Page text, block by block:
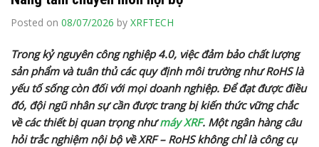
Posted on 08/07/2026 by XRFTECH
Trong kỷ nguyên công nghiệp 4.0, việc đảm bảo chất lượng
sản phẩm và tuân thủ các quy định môi trường như RoHS là
yếu tố sống còn đối với mọi doanh nghiệp. Để đạt được điều
đó, đội ngũ nhân sự cần được trang bị kiến thức vững chắc
về các thiết bị quan trọng nhưmáy XRF. Một ngân hàng câu
hỏi trắc nghiệm nội bộ về XRF – RoHS không chỉ là công cụ